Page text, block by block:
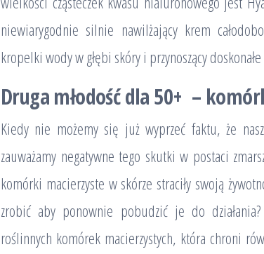
niewiarygodnie silnie nawilżający krem
kropelki wody w głębi skóry i przynoszący
Druga młodość dla 50+ –
Kiedy nie możemy się już wyprzeć faktu, że
zauważamy negatywne tego skutki w postaci
komórki macierzyste w skórze straciły swoją
zrobić aby ponownie pobudzić je do
roślinnych komórek macierzystych, która chroni